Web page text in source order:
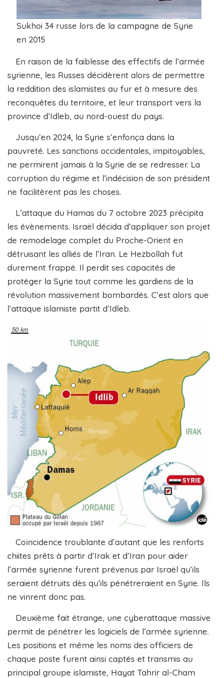
Sukhoi 34 russe lors de la campagne de Syrie
en 2015
En raison de la faiblesse des effectifs de l’armée
syrienne, les Russes décidèrent alors de permettre
la reddition des islamistes au fur et à mesure des
reconquêtes du territoire, et leur transport vers la
province d’Idleb, au nord-ouest du pays.
Jusqu’en 2024, la Syrie s’enfonça dans la
pauvreté. Les sanctions occidentales, impitoyables,
ne permirent jamais à la Syrie de se redresser. La
corruption du régime et l’indécision de son président
ne facilitèrent pas les choses.
L’attaque du Hamas du 7 octobre 2023 précipita
les évènements. Israël décida d’appliquer son projet
de remodelage complet du Proche-Orient en
détruisant les alliés de l’Iran. Le Hezbollah fut
durement frappé. Il perdit ses capacités de
protéger la Syrie tout comme les gardiens de la
révolution massivement bombardés. C’est alors que
l’attaque islamiste partit d’Idleb.
Coïncidence troublante d’autant que les renforts
chiites prêts à partir d’Irak et d’Iran pour aider
l’armée syrienne furent prévenus par Israël qu’ils
seraient détruits dès qu’ils pénétreraient en Syrie. Ils
ne vinrent donc pas.
Deuxième fait étrange, une cyberattaque massive
permit de pénétrer les logiciels de l’armée syrienne.
Les positions et même les noms des officiers de
chaque poste furent ainsi captés et transmis au
principal groupe islamiste, Hayat Tahrir al-Cham